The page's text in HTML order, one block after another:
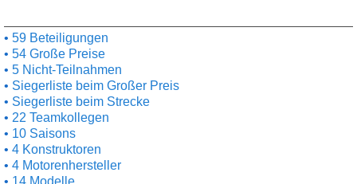
59 Beteiligungen
54 Große Preise
5 Nicht-Teilnahmen
Siegerliste beim Großer Preis
Siegerliste beim Strecke
22 Teamkollegen
10 Saisons
4 Konstruktoren
4 Motorenhersteller
14 Modelle